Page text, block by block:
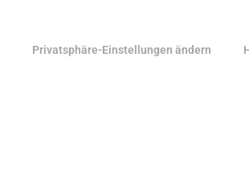
Privatsphäre-Einstellungen ändern